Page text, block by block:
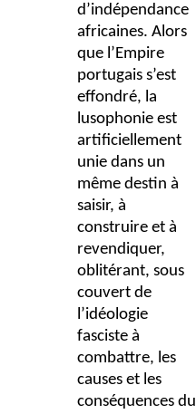
d’indépendance
africaines. Alors
que l’Empire
portugais s’est
effondré, la
lusophonie est
artificiellement
unie dans un
même destin à
saisir, à
construire et à
revendiquer,
oblitérant, sous
couvert de
l’idéologie
fasciste à
combattre, les
causes et les
conséquences du